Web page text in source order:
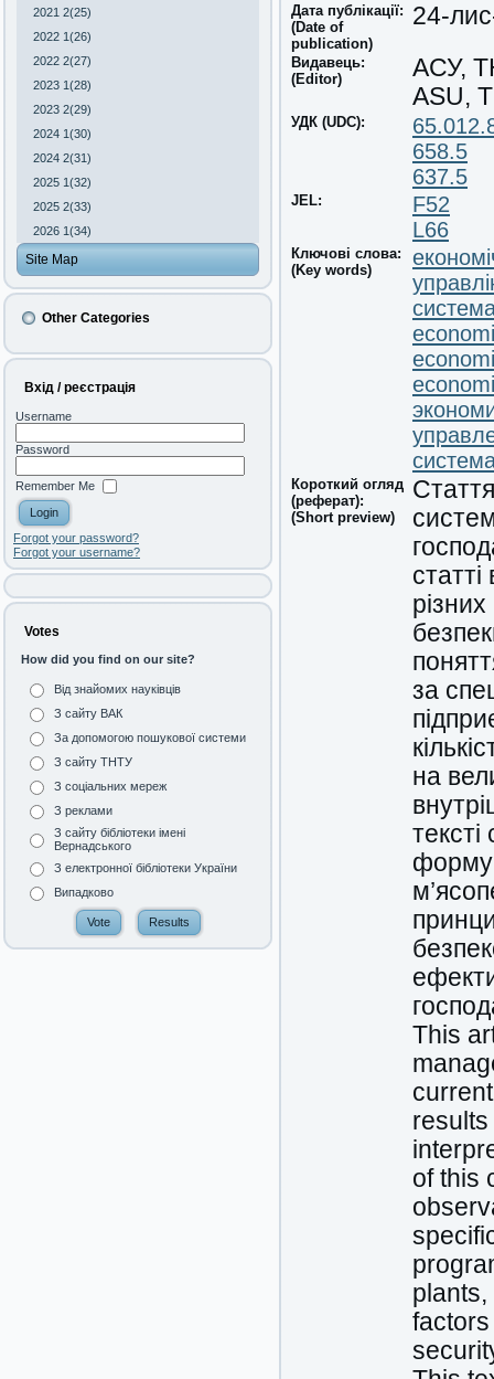
2021 2(25)
2022 1(26)
2022 2(27)
2023 1(28)
2023 2(29)
2024 1(30)
2024 2(31)
2025 1(32)
2025 2(33)
2026 1(34)
Site Map
Other Categories
Вхід / реєстрація
Username
Password
Remember Me
Forgot your password?
Forgot your username?
Votes
How did you find on our site?
Від знайомих науківців
З сайту ВАК
За допомогою пошукової системи
З сайту ТНТУ
З соціальних мереж
З реклами
З сайту бібліотеки імені
Вернадського
З електронної бібліотеки України
Випадково
Дата публікації:
(Date of
publication)
24-
Видавець:
(Editor)
АСУ,
ASU,
УДК (UDC):
658.5
637.5
JEL:
F52
L66
Ключові слова:
(Key words)
Короткий огляд
(реферат):
(Short preview)
за
на
This
of this